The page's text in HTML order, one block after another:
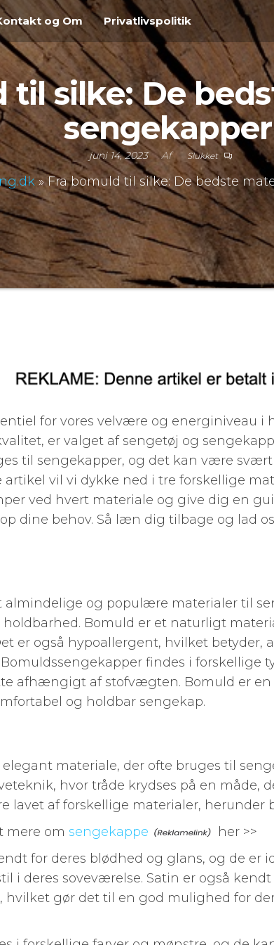
og Om Privatlivspolitik
til silke: De
sengekapper
juni 14, 2023 Af Slukket
»Fra bomuld til silke: De bedste
for vores velvære og energiniveau i
er valget af sengetøj og
til sengekapper, og det kan være
artikel vil vi dykke ned i tre forskellige
ved hvert materiale og give dig en
dine behov. Så læn dig tilbage og lad
almindelige og populære materialer til
Bomuld er et naturligt
er også hypoallergent, hvilket betyder,
findes i forskellige
afhængigt af stofvægten. Bomuld er
og holdbar sengekap.
materiale, der ofte bruges til
hvor tråde krydses på en måde,
lavet af forskellige materialer, herunder
mere om sengekappe
her >>
for deres blødhed og glans, og de er
i deres soveværelse. Satin er også
gør det til en god mulighed for